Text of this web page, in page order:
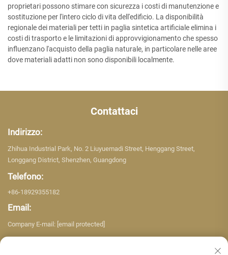
proprietari possono stimare con sicurezza i costi di manutenzione e
sostituzione per l'intero ciclo di vita dell'edificio. La disponibilità
regionale dei materiali per tetti in paglia sintetica artificiale elimina i
costi di trasporto e le limitazioni di approvvigionamento che spesso
influenzano l'acquisto della paglia naturale, in particolare nelle aree
dove materiali adatti non sono disponibili localmente.
Contattaci
Indirizzo:
Zhihua Industrial Park, No. 2 Liuyuemadi Street, Henggang Street,
Longgang District, Shenzhen, Guangdong
Telefono:
+86-18929355182
Email:
Company E-mail: [email protected]